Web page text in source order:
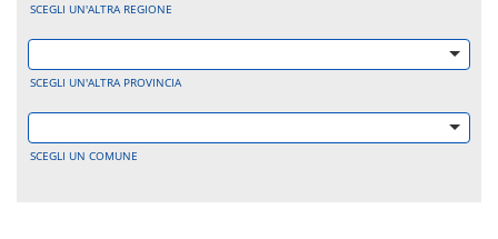
SCEGLI UN'ALTRA REGIONE
SCEGLI UN'ALTRA PROVINCIA
SCEGLI UN COMUNE